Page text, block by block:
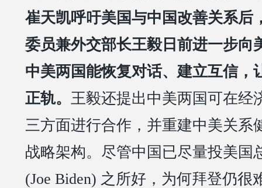
崔天凯呼吁美国与中国改善关系后
委员兼外交部长王毅日前进一步向
中美两国能恢复对话、建立互信，
正轨。 王毅还提出中美两国可在经
三方面进行合作，并重建中美关系
战略架构。尽管中国已尽量投美国
(Joe Biden) 之所好，为何拜登仍很